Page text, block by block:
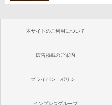
本サイトのご利用について
広告掲載のご案内
プライバシーポリシー
インプレスグループ